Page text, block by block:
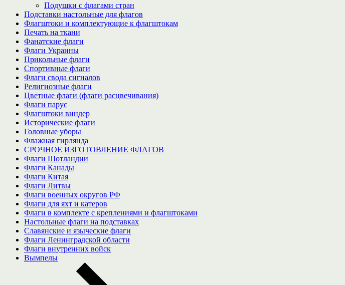
Подушки с флагами стран
Подставки настольные для флагов
Флагштоки и комплектующие к флагштокам
Печать на ткани
Фанатские флаги
Флаги Украины
Прикольные флаги
Спортивные флаги
Флаги свода сигналов
Религиозные флаги
Цветные флаги (флаги расцвечивания)
Флаги парус
Флагштоки виндер
Исторические флаги
Головные уборы
Флажная гирлянда
СРОЧНОЕ ИЗГОТОВЛЕНИЕ ФЛАГОВ
Флаги Шотландии
Флаги Канады
Флаги Китая
Флаги Литвы
Флаги военных округов РФ
Флаги для яхт и катеров
Флаги в комплекте с креплениями и флагштоками
Настольные флаги на подставках
Славянские и языческие флаги
Флаги Ленинградской области
Флаги внутренних войск
Вымпелы